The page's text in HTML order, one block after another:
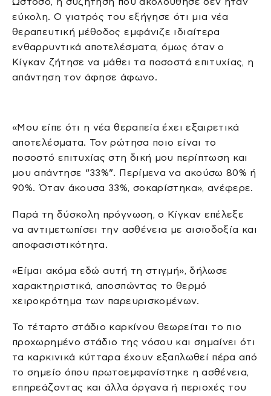
εύκολη. Ο γιατρός του εξήγησε ότι μια νέα
θεραπευτική μέθοδος εμφάνιζε ιδιαίτερα
ενθαρρυντικά αποτελέσματα, όμως όταν ο
Κίγκαν ζήτησε να μάθει τα ποσοστά επιτυχίας, η
απάντηση τον άφησε άφωνο.
«Μου είπε ότι η νέα θεραπεία έχει εξαιρετικά
αποτελέσματα. Τον ρώτησα ποιο είναι το
ποσοστό επιτυχίας στη δική μου περίπτωση και
μου απάντησε “33%”. Περίμενα να ακούσω 80% ή
90%. Όταν άκουσα 33%, σοκαρίστηκα», ανέφερε.
Παρά τη δύσκολη πρόγνωση, ο Κίγκαν επέλεξε
να αντιμετωπίσει την ασθένεια με αισιοδοξία και
αποφασιστικότητα.
«Είμαι ακόμα εδώ αυτή τη στιγμή», δήλωσε
χαρακτηριστικά, αποσπώντας το θερμό
χειροκρότημα των παρευρισκομένων.
Το τέταρτο στάδιο καρκίνου θεωρείται το πιο
προχωρημένο στάδιο της νόσου και σημαίνει ότι
τα καρκινικά κύτταρα έχουν εξαπλωθεί πέρα από
το σημείο όπου πρωτοεμφανίστηκε η ασθένεια,
επηρεάζοντας και άλλα όργανα ή περιοχές του